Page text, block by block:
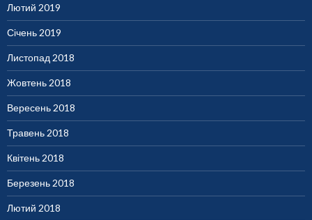
Лютий 2019
Січень 2019
Листопад 2018
Жовтень 2018
Вересень 2018
Травень 2018
Квітень 2018
Березень 2018
Лютий 2018